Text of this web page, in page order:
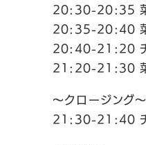
20:30-20:35 菜
20:35-20:40 菜
20:40-21:20 チ
21:20-21:30 菜
〜クロージング〜
21:30-21:40 チ